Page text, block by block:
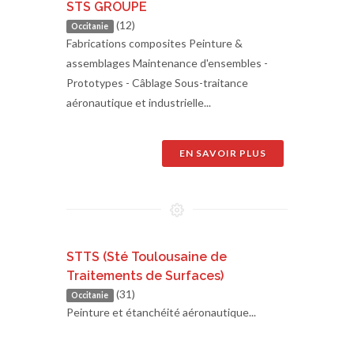
STS GROUPE
Occitanie (12)
Fabrications composites Peinture &
assemblages Maintenance d'ensembles -
Prototypes - Câblage Sous-traitance
aéronautique et industrielle...
EN SAVOIR PLUS
STTS (Sté Toulousaine de
Traitements de Surfaces)
Occitanie (31)
Peinture et étanchéité aéronautique...